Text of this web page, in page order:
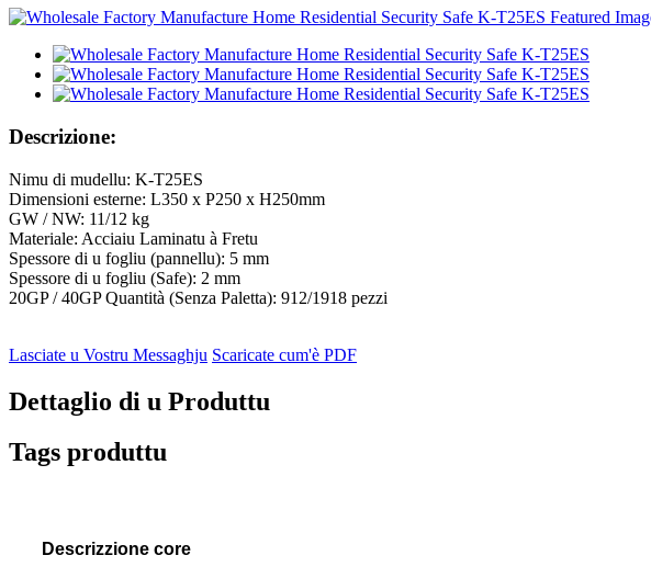
Descrizione:
Nimu di mudellu: K-T25ES
Dimensioni esterne: L350 x P250 x H250mm
GW / NW: 11/12 kg
Materiale: Acciaiu Laminatu à Fretu
Spessore di u fogliu (pannellu): 5 mm
Spessore di u fogliu (Safe): 2 mm
20GP / 40GP Quantità (Senza Paletta): 912/1918 pezzi
Lasciate u Vostru Messaghju Scaricate cum'è PDF
Dettaglio di u Produttu
Tags produttu
Descrizzione core